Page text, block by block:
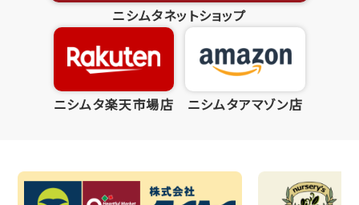
ニシムタネットショップ
ニシムタ楽天市場店 ニシムタアマゾン店